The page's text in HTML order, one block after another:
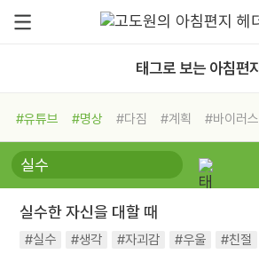
태그로 보는 아침편지
#유튜브 #명상 #다짐 #계획 #바이러스
#비전캠프
#독서캠프 #삶
#희망
#나눔 #친구 #링컨학교
#독서
#건강 #면역력
실수한 자신을 대할 때
#실수 #생각 #자괴감 #우울 #친절